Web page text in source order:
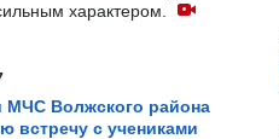
характером.
МЧС Волжского района
встречу с учениками